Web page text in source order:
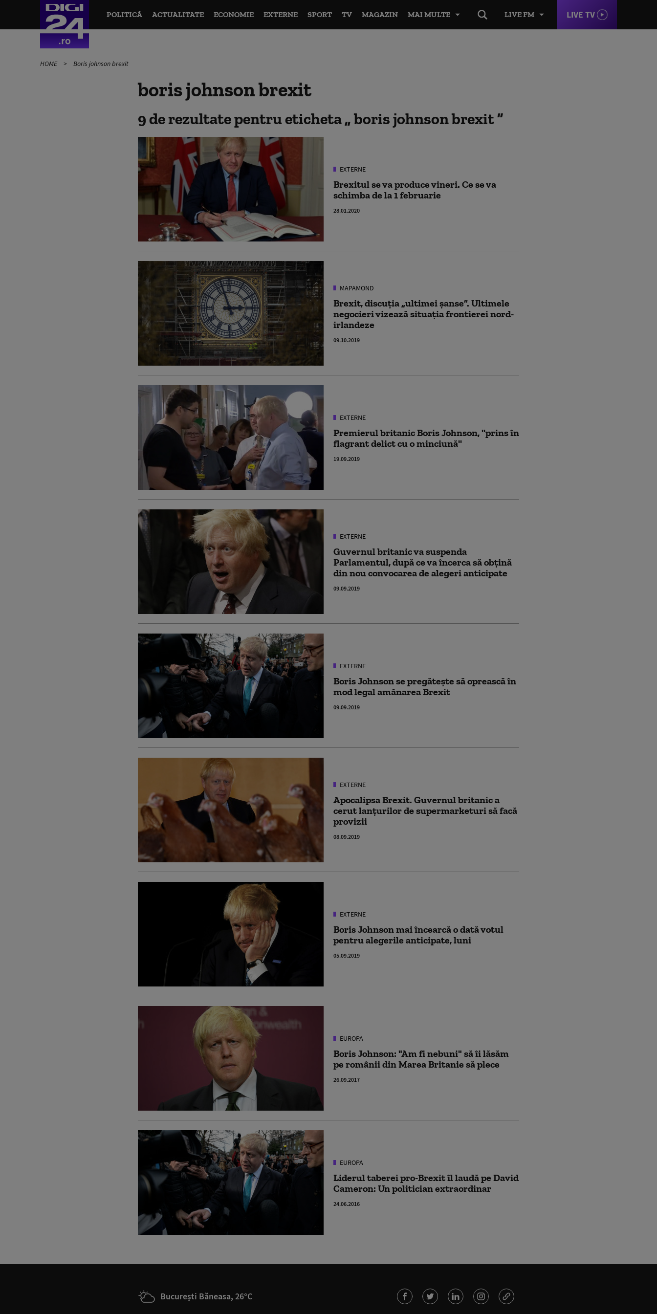
LIVE FM LIVE TV
POLITICĂ ACTUALITATE ECONOMIE EXTERNE SPORT TV MAGAZIN MAI MULTE
HOME Boris johnson brexit
boris johnson brexit
9 de rezultate pentru eticheta boris johnson brexit
EXTERNE
Brexitul se va produce vineri. Ce se va
schimba de la 1 februarie
28.01.2020
MAPAMOND
Brexit, discuția „ultimei șanse”. Ultimele
negocieri vizează situația frontierei nord-
irlandeze
09.10.2019
EXTERNE
Premierul britanic Boris Johnson, ''prins în
flagrant delict cu o minciună''
19.09.2019
EXTERNE
Guvernul britanic va suspenda
Parlamentul, după ce va încerca să obţină
din nou convocarea de alegeri anticipate
09.09.2019
EXTERNE
Boris Johnson se pregăteşte să oprească în
mod legal amânarea Brexit
09.09.2019
EXTERNE
Apocalipsa Brexit. Guvernul britanic a
cerut lanţurilor de supermarketuri să facă
provizii
08.09.2019
EXTERNE
Boris Johnson mai încearcă o dată votul
pentru alegerile anticipate, luni
05.09.2019
EUROPA
Boris Johnson: "Am fi nebuni" să îi lăsăm
pe românii din Marea Britanie să plece
26.09.2017
EUROPA
Liderul taberei pro-Brexit îl laudă pe David
Cameron: Un politician extraordinar
24.06.2016
București Băneasa, 26°C